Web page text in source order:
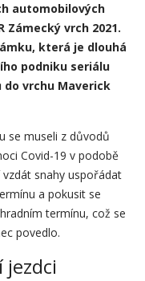
automobilových
Zámecký vrch 2021.
která je dlouhá
podniku seriálu
vrchu Maverick
se museli z důvodů
Covid-19 v podobě
snahy uspořádat
a pokusit se
termínu, což se
povedlo.